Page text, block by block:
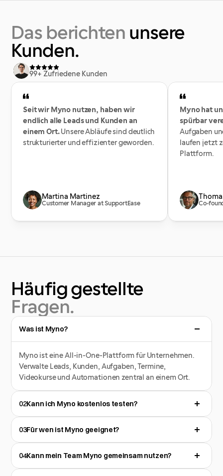
Das berichten unsere
Kunden.
99+ Zufriedene Kunden
Seit wir Myno nutzen, haben wir
endlich alle Leads und Kunden an
einem Ort. Unsere Abläufe sind deutlich
strukturierter und effizienter geworden.
Martina Martinez
Customer Manager at SupportEase
Myno hat
spürbar
Aufgaben
laufen jetzt
Plattform.
Co-
Häufig gestellte
Fragen.
Was ist Myno?
Myno ist eine All-in-One-Plattform für Unternehmen.
Verwalte Leads, Kunden, Aufgaben, Termine,
Videokurse und Automationen zentral an einem Ort.
02Kann ich Myno kostenlos testen?
03Für wen ist Myno geeignet?
04Kann mein Team Myno gemeinsam nutzen?